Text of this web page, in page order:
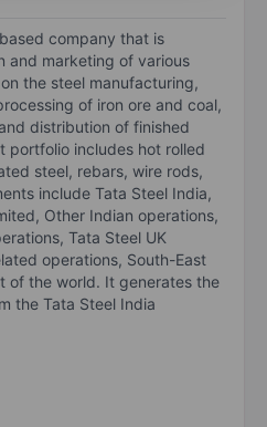
company that is
and marketing of various
the steel manufacturing,
of iron ore and coal,
distribution of finished
portfolio includes hot rolled
steel, rebars, wire rods,
include Tata Steel India,
Other Indian operations,
Tata Steel UK
operations, South-East
of the world. It generates the
the Tata Steel India